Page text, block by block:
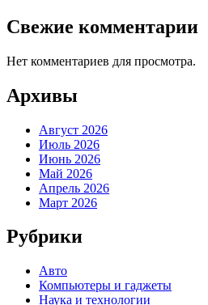
Свежие комментарии
Нет комментариев для просмотра.
Архивы
Август 2026
Июль 2026
Июнь 2026
Май 2026
Апрель 2026
Март 2026
Рубрики
Авто
Компьютеры и гаджеты
Наука и технологии